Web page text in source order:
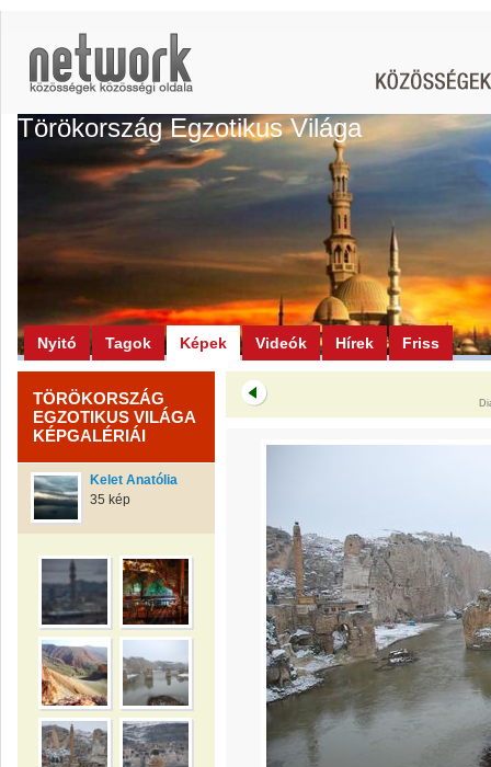
Törökország Egzotikus Világa
Nyitó Tagok Képek Videók Hírek Friss
TÖRÖKORSZÁG
EGZOTIKUS VILÁGA
KÉPGALÉRIÁI
Kelet Anatólia
35 kép